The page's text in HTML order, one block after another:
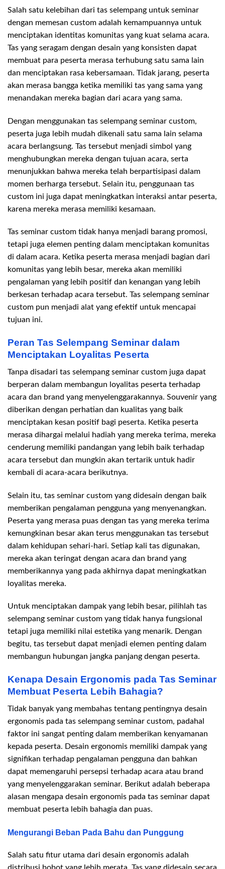
Salah satu kelebihan dari tas selempang untuk seminar
dengan memesan custom adalah kemampuannya untuk
menciptakan identitas komunitas yang kuat selama acara.
Tas yang seragam dengan desain yang konsisten dapat
membuat para peserta merasa terhubung satu sama lain
dan menciptakan rasa kebersamaan. Tidak jarang, peserta
akan merasa bangga ketika memiliki tas yang sama yang
menandakan mereka bagian dari acara yang sama.
Dengan menggunakan tas selempang seminar custom,
peserta juga lebih mudah dikenali satu sama lain selama
acara berlangsung. Tas tersebut menjadi simbol yang
menghubungkan mereka dengan tujuan acara, serta
menunjukkan bahwa mereka telah berpartisipasi dalam
momen berharga tersebut. Selain itu, penggunaan tas
custom ini juga dapat meningkatkan interaksi antar peserta,
karena mereka merasa memiliki kesamaan.
Tas seminar custom tidak hanya menjadi barang promosi,
tetapi juga elemen penting dalam menciptakan komunitas
di dalam acara. Ketika peserta merasa menjadi bagian dari
komunitas yang lebih besar, mereka akan memiliki
pengalaman yang lebih positif dan kenangan yang lebih
berkesan terhadap acara tersebut. Tas selempang seminar
custom pun menjadi alat yang efektif untuk mencapai
tujuan ini.
Peran Tas Selempang Seminar dalam
Menciptakan Loyalitas Peserta
Tanpa disadari tas selempang seminar custom juga dapat
berperan dalam membangun loyalitas peserta terhadap
acara dan brand yang menyelenggarakannya. Souvenir yang
diberikan dengan perhatian dan kualitas yang baik
menciptakan kesan positif bagi peserta. Ketika peserta
merasa dihargai melalui hadiah yang mereka terima, mereka
cenderung memiliki pandangan yang lebih baik terhadap
acara tersebut dan mungkin akan tertarik untuk hadir
kembali di acara-acara berikutnya.
Selain itu, tas seminar custom yang didesain dengan baik
memberikan pengalaman pengguna yang menyenangkan.
Peserta yang merasa puas dengan tas yang mereka terima
kemungkinan besar akan terus menggunakan tas tersebut
dalam kehidupan sehari-hari. Setiap kali tas digunakan,
mereka akan teringat dengan acara dan brand yang
memberikannya yang pada akhirnya dapat meningkatkan
loyalitas mereka.
Untuk menciptakan dampak yang lebih besar, pilihlah tas
selempang seminar custom yang tidak hanya fungsional
tetapi juga memiliki nilai estetika yang menarik. Dengan
begitu, tas tersebut dapat menjadi elemen penting dalam
membangun hubungan jangka panjang dengan peserta.
Kenapa Desain Ergonomis pada Tas Seminar
Membuat Peserta Lebih Bahagia?
Tidak banyak yang membahas tentang pentingnya desain
ergonomis pada tas selempang seminar custom, padahal
faktor ini sangat penting dalam memberikan kenyamanan
kepada peserta. Desain ergonomis memiliki dampak yang
signifikan terhadap pengalaman pengguna dan bahkan
dapat memengaruhi persepsi terhadap acara atau brand
yang menyelenggarakan seminar. Berikut adalah beberapa
alasan mengapa desain ergonomis pada tas seminar dapat
membuat peserta lebih bahagia dan puas.
Mengurangi Beban Pada Bahu dan Punggung
Salah satu fitur utama dari desain ergonomis adalah